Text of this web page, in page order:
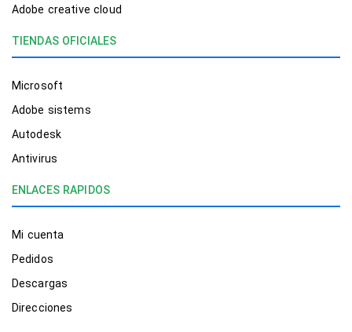
Adobe creative cloud
TIENDAS OFICIALES
Microsoft
Adobe sistems
Autodesk
Antivirus
ENLACES RAPIDOS
Mi cuenta
Pedidos
Descargas
Direcciones